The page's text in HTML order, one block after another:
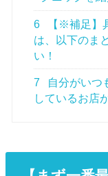
6
【※補足】
は、以下のま
い！
7
自分がいつ
しているお店